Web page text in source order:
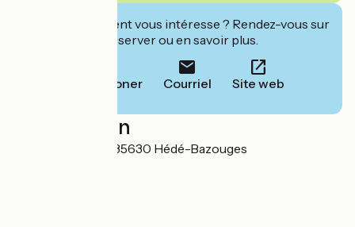
Cet établissement vous intéresse ? Rendez-vous sur
leur site pour réserver ou en savoir plus.
Téléphoner Courriel Site web
Localisation
12 La Magdeleine 35630 Hédé-Bazouges